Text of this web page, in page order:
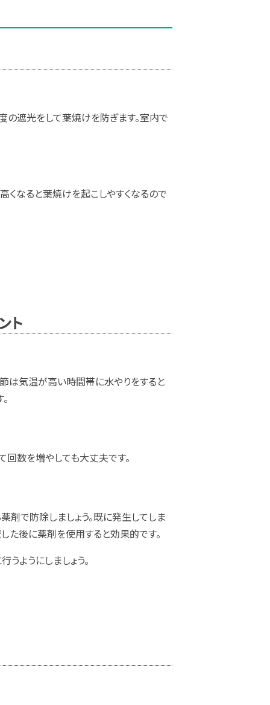
遮光をして葉焼けを防ぎます。室内で
くなると葉焼けを起こしやすくなるので
ト
は気温が高い時間帯に水やりをすると
数を増やしても大丈夫です。
剤で防除しましょう。既に発生してしま
た後に薬剤を使用すると効果的です。
ようにしましょう。